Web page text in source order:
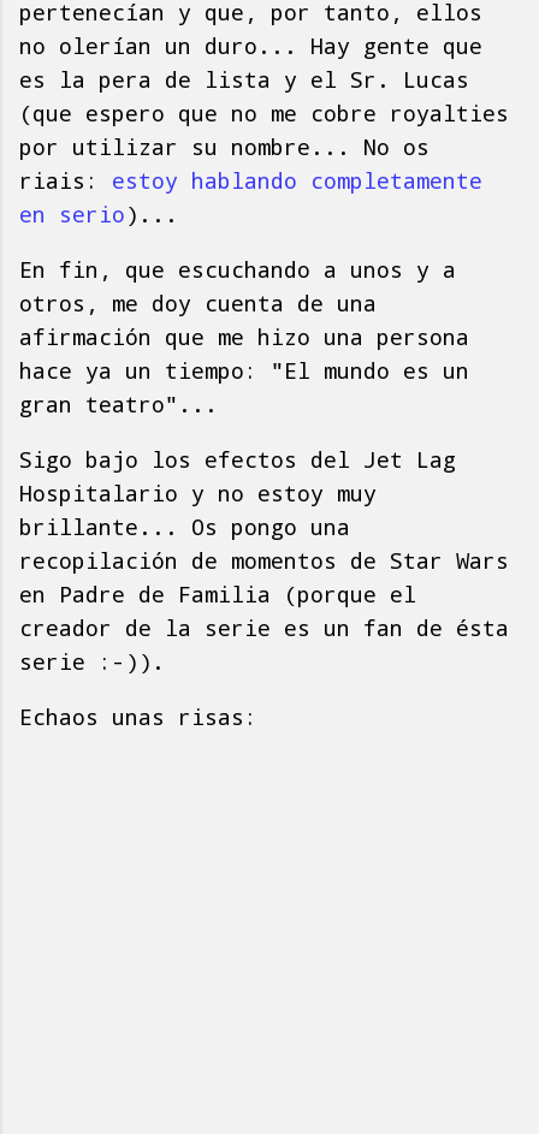
pertenecían y que, por tanto, ellos
no olerían un duro... Hay gente que
es la pera de lista y el Sr. Lucas
(que espero que no me cobre royalties
por utilizar su nombre... No os
riais: estoy hablando completamente
en serio)...
En fin, que escuchando a unos y a
otros, me doy cuenta de una
afirmación que me hizo una persona
hace ya un tiempo: "El mundo es un
gran teatro"...
Sigo bajo los efectos del Jet Lag
Hospitalario y no estoy muy
brillante... Os pongo una
recopilación de momentos de Star Wars
en Padre de Familia (porque el
creador de la serie es un fan de ésta
serie :-)).
Echaos unas risas: